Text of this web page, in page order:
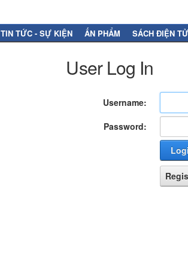
TIN TỨC - SỰ KIỆN ẤN PHẨM SÁCH ĐIỆN TỬ
User Log In
Username:
Password: